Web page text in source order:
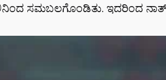
ಸಮಬಲಗೊಂಡಿತು. ಇದರಿಂದ ನಾರ್ತ್